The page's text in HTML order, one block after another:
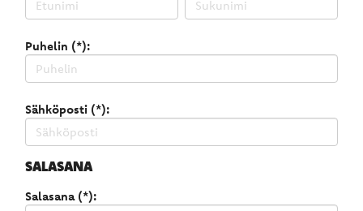
Puhelin (*):
Sähköposti (*):
SALASANA
Salasana (*):